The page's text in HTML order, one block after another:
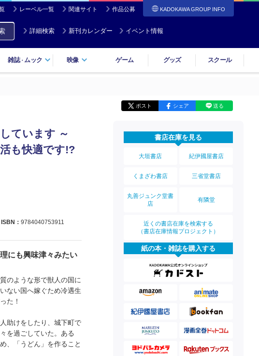
レーベル一覧 関連サイト 作品公募 KADOKAWA GROUP INFO
詳細検索 新刊カレンダー イベント情報
雑誌・ ムック 映像 ゲーム グッズ スクール
ポスト シェア 送る
ています ～
も快適です!?
ISBN： 9784040753911
にも興味津々みたい
のような形で獣人の国に
ない国へ嫁ぐため冷遇生
た！
助けをしたり、城下町で
を過ごしていた。ある
、「うどん」を作ること
書店在庫を見る
大垣書店 紀伊國屋書店
くまざわ書店 三省堂書店
丸善ジュンク堂書
店
有隣堂
近くの書店在庫を検索する
（書店在庫情報プロジェクト）
紙の本・雑誌を購入する